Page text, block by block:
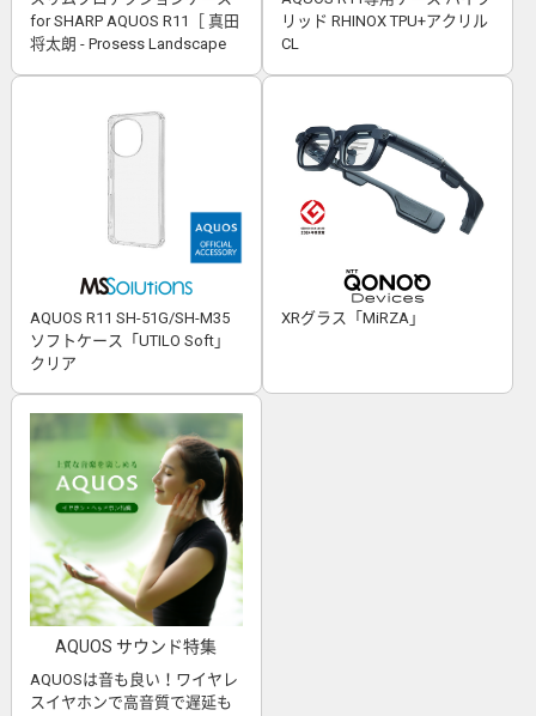
for SHARP AQUOS R11［ 真田
将太朗 - Prosess Landscape
リッド RHINOX TPU+アクリル
CL
AQUOS R11 SH-51G/SH-M35
ソフトケース「UTILO Soft」
クリア
XRグラス「MiRZA」
AQUOS サウンド特集
AQUOSは音も良い！ワイヤレ
スイヤホンで高音質で遅延も